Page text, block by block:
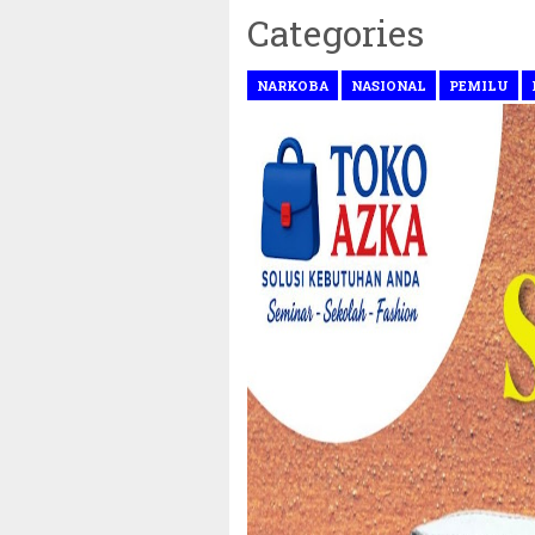
Categories
NARKOBA NASIONAL PEMILU